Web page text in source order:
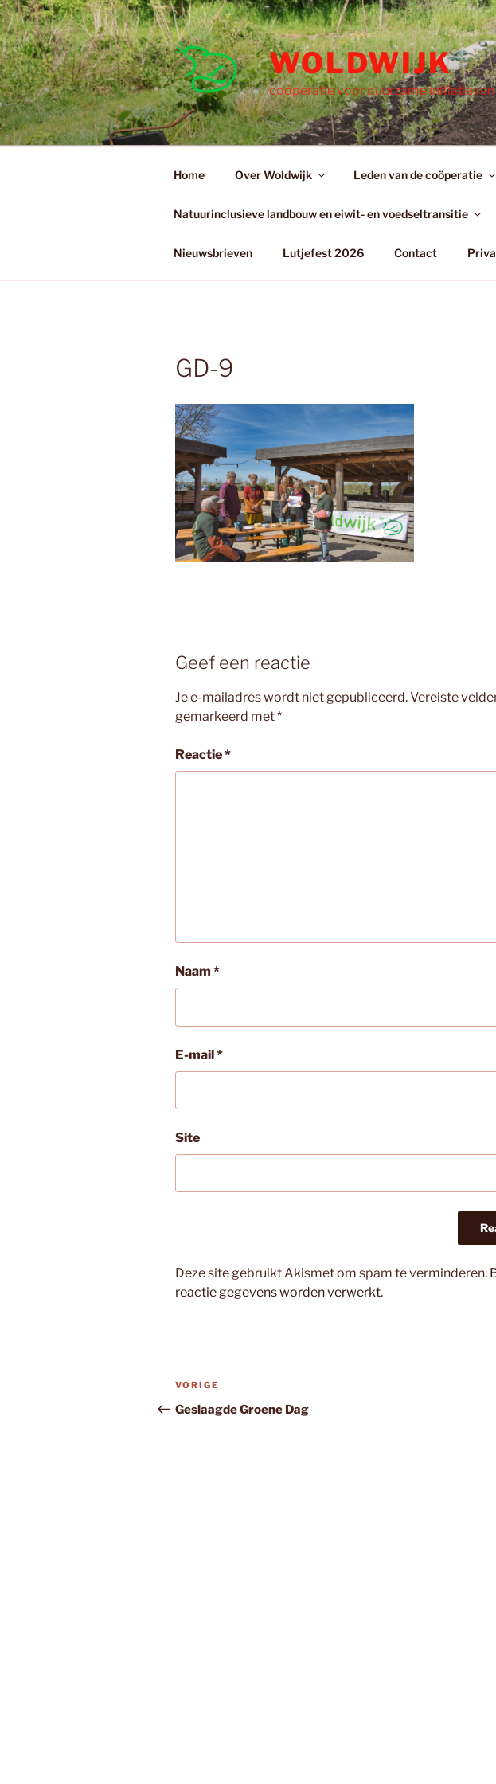
Ga
naar
de
inhoud
WOLDWIJK
coöperatie voor duurzame initiatieven
Home Over Woldwijk Leden van de coöperatie
Natuurinclusieve landbouw en eiwit- en voedseltransitie
Nieuwsbrieven Lutjefest 2026 Contact
GD-9
Geef een reactie
Je e-mailadres wordt niet gepubliceerd.Vereiste
gemarkeerd met*
Reactie*
Naam *
E-mail*
Site
Deze site gebruikt Akismet om spam te verminderen.
reactie gegevens worden verwerkt.
Bericht
navigatie
Vorig
bericht
VORIGE
Geslaagde Groene Dag